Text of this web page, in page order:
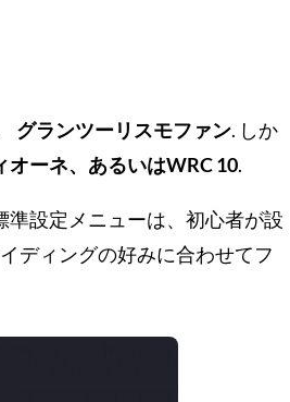
グランツーリスモファン. しか
オーネ、あるいはWRC 10.
準設定メニューは、初心者が設
ディングの好みに合わせてフ